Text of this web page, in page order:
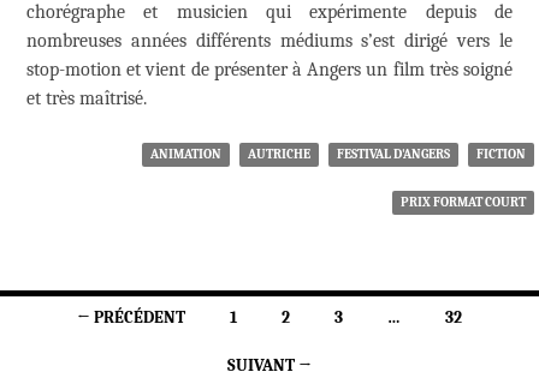
chorégraphe et musicien qui expérimente depuis de
nombreuses années différents médiums s’est dirigé vers le
stop-motion et vient de présenter à Angers un film très soigné
et très maîtrisé.
ANIMATION AUTRICHE FESTIVAL D'ANGERS FICTION
PRIX FORMAT COURT
Navigation← PRÉCÉDENT 1 2 3 … 32
SUIVANT →